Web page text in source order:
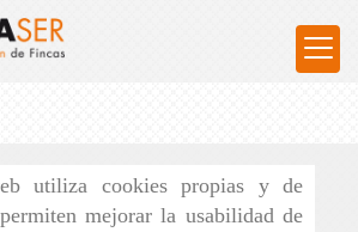
utiliza cookies propias y de
mejorar la usabilidad de